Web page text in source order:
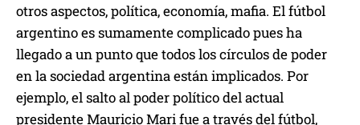
otros aspectos, política, economía, mafia. El fútbol
argentino es sumamente complicado pues ha
llegado a un punto que todos los círculos de poder
en la sociedad argentina están implicados. Por
ejemplo, el salto al poder político del actual
presidente Mauricio Mari fue a través del fútbol,